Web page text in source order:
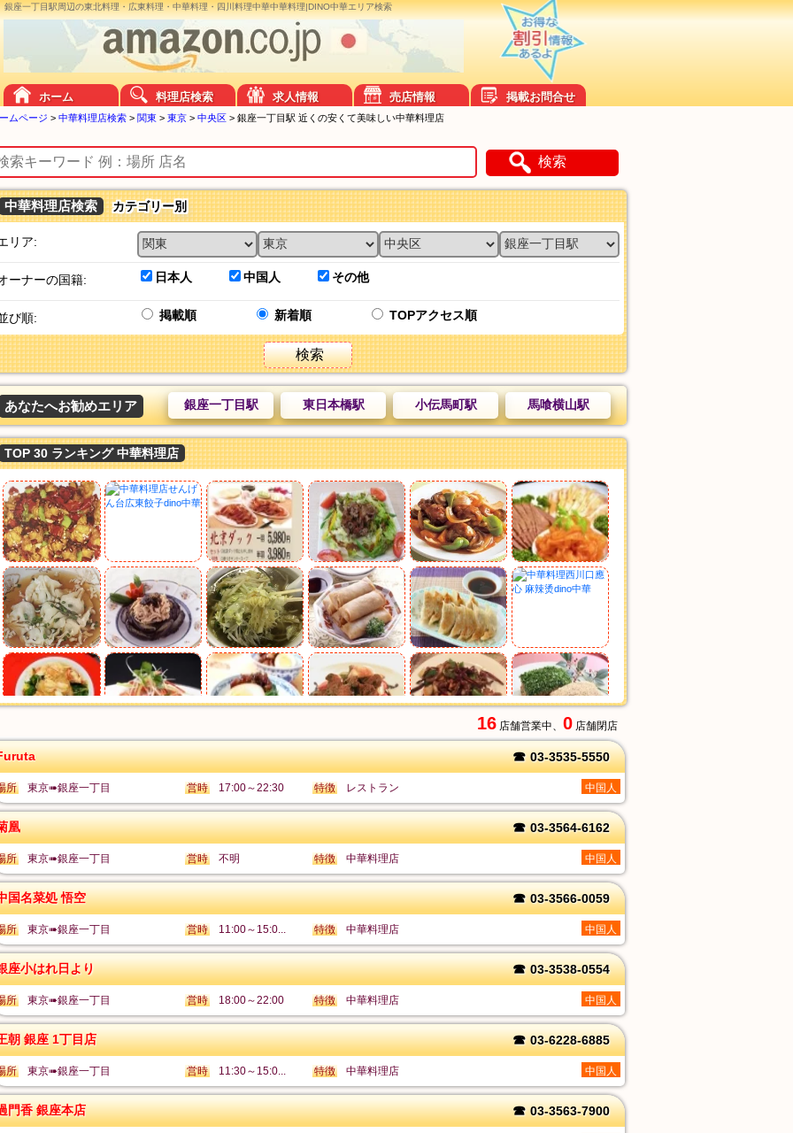
銀座一丁目駅周辺の東北料理・広東料理・中華料理・四川料理中華中華料理|DINO中華エリア検索
ホーム 料理店検索 求人情報 売店情報 掲載お問合せ
ムページ > 中華料理店検索 > 関東 > 東京 > 中央区 > 銀座一丁目駅 近くの安くて美味しい中華料理店
検索
中華料理店検索 カテゴリー別
リア:
ーナーの国籍: 日本人 中国人 その他
び順: 掲載順 新着順 TOPアクセス順
検索
あなたへお勧めエリア 馬喰横山駅
小伝馬町駅
東日本橋駅
銀座一丁目駅
TOP 30 ランキング 中華料理店
16 店舗営業中、 0 店舗閉店
☎ 03-3535-5550
所 東京➠銀座一丁目 営時 17:00～22:30 特徴 レストラン 中国人
凰 ☎ 03-3564-6162
所 東京➠銀座一丁目 営時 不明 特徴 中華料理店 中国人
国名菜処 悟空 ☎ 03-3566-0059
所 東京➠銀座一丁目 営時 11:00～15:0... 特徴 中華料理店 中国人
座小はれ日より ☎ 03-3538-0554
所 東京➠銀座一丁目 営時 18:00～22:00 特徴 中華料理店 中国人
朝 銀座 1丁目店 ☎ 03-6228-6885
所 東京➠銀座一丁目 営時 11:30～15:0... 特徴 中華料理店 中国人
門香 銀座本店 ☎ 03-3563-7900